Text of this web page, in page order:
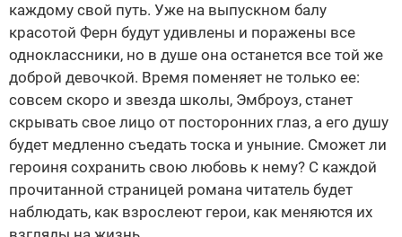
каждому свой путь. Уже на выпускном балу
красотой Ферн будут удивлены и поражены все
одноклассники, но в душе она останется все той же
доброй девочкой. Время поменяет не только ее:
совсем скоро и звезда школы, Эмброуз, станет
скрывать свое лицо от посторонних глаз, а его душу
будет медленно съедать тоска и уныние. Сможет ли
героиня сохранить свою любовь к нему? С каждой
прочитанной страницей романа читатель будет
наблюдать, как взрослеют герои, как меняются их